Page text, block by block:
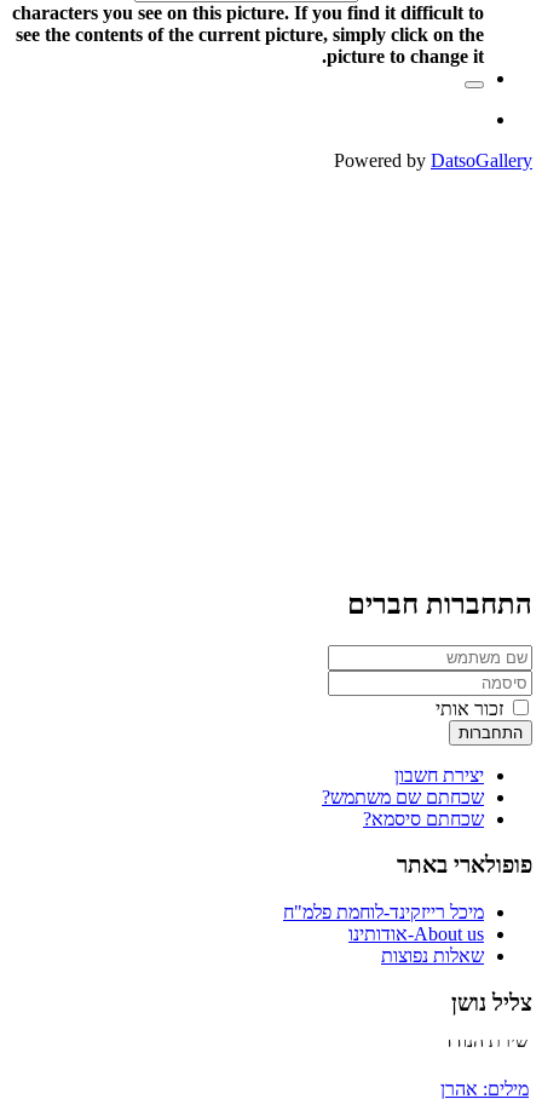
characters you see on this picture. If you find it difficult to
see the contents of the current picture, simply click on the
picture to change it.
Powered by DatsoGallery
התחברות חברים
זכור אותי
התחברות
יצירת חשבון
שכחתם שם משתמש?
שכחתם סיסמא?
פופולארי באתר
מיכל רייזקינד-לוחמת פלמ"ח
About us-אודותינו
שאלות נפוצות
צליל נושן
מילים: אהרן